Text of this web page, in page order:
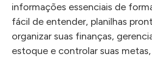
informações essenciais de
fácil de entender, planilhas
organizar suas finanças,
estoque e controlar suas